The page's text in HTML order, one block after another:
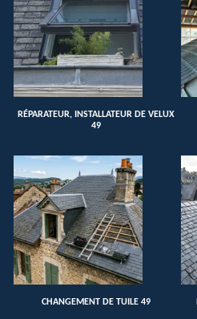
RÉPARATEUR, INSTALLATEUR DE VELUX
49
CHANGEMENT DE TUILE 49